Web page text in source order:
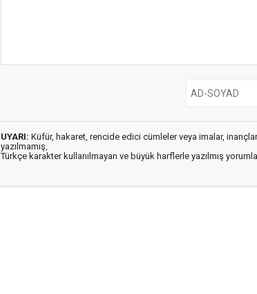
UYARI: Küfür, hakaret, rencide edici cümleler veya imalar,
yazılmamış,
Türkçe karakter kullanılmayan ve büyük harflerle yazılmış